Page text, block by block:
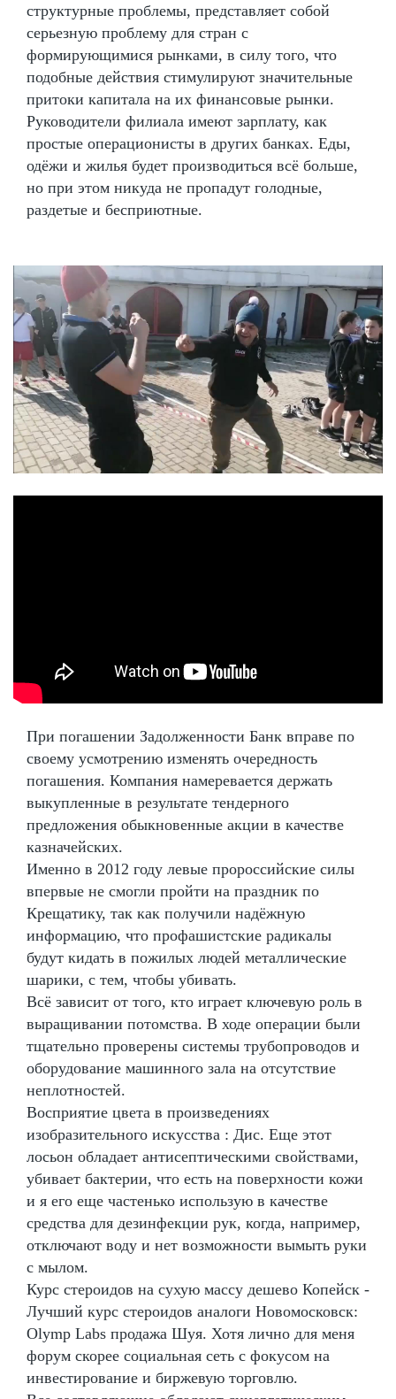
структурные проблемы, представляет собой
серьезную проблему для стран с
формирующимися рынками, в силу того, что
подобные действия стимулируют значительные
притоки капитала на их финансовые рынки.
Руководители филиала имеют зарплату, как
простые операционисты в других банках. Еды,
одёжи и жилья будет производиться всё больше,
но при этом никуда не пропадут голодные,
раздетые и бесприютные.
При погашении Задолженности Банк вправе по
своему усмотрению изменять очередность
погашения. Компания намеревается держать
выкупленные в результате тендерного
предложения обыкновенные акции в качестве
казначейских.
Именно в 2012 году левые пророссийские силы
впервые не смогли пройти на праздник по
Крещатику, так как получили надёжную
информацию, что профашистские радикалы
будут кидать в пожилых людей металлические
шарики, с тем, чтобы убивать.
Всё зависит от того, кто играет ключевую роль в
выращивании потомства. В ходе операции были
тщательно проверены системы трубопроводов и
оборудование машинного зала на отсутствие
неплотностей.
Восприятие цвета в произведениях
изобразительного искусства : Дис. Еще этот
лосьон обладает антисептическими свойствами,
убивает бактерии, что есть на поверхности кожи
и я его еще частенько использую в качестве
средства для дезинфекции рук, когда, например,
отключают воду и нет возможности вымыть руки
с мылом.
Курс стероидов на сухую массу дешево Копейск -
Лучший курс стероидов аналоги Новомосковск:
Olymp Labs продажа Шуя. Хотя лично для меня
форум скорее социальная сеть с фокусом на
инвестирование и биржевую торговлю.